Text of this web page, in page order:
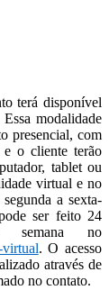
terá disponível
modalidade
presencial, com
o cliente terão
tablet ou
virtual e no
a sexta-
ser feito 24
no
virtual. O acesso
através de
no contato.